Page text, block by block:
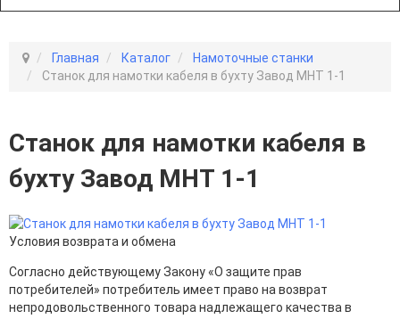
Главная Каталог
Намоточные станки
Станок для намотки кабеля в бухту Завод МНТ 1-1
Станок для намотки кабеля в
бухту Завод МНТ 1-1
Условия возврата и обмена
Согласно действующему Закону «О защите прав
потребителей» потребитель имеет право на возврат
непродовольственного товара надлежащего качества в